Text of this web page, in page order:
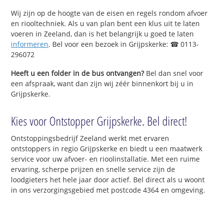
Wij zijn op de hoogte van de eisen en regels rondom afvoer
en riooltechniek. Als u van plan bent een klus uit te laten
voeren in Zeeland, dan is het belangrijk u goed te laten
informeren. Bel voor een bezoek in Grijpskerke: ☎ 0113-
296072
Heeft u een folder in de bus ontvangen?Bel dan snel voor
een afspraak, want dan zijn wij zéér binnenkort bij u in
Grijpskerke.
Kies voor Ontstopper Grijpskerke. Bel direct!
Ontstoppingsbedrijf Zeeland werkt met ervaren
ontstoppers in regio Grijpskerke en biedt u een maatwerk
service voor uw afvoer- en rioolinstallatie. Met een ruime
ervaring, scherpe prijzen en snelle service zijn de
loodgieters het hele jaar door actief. Bel direct als u woont
in ons verzorgingsgebied met postcode 4364 en omgeving.